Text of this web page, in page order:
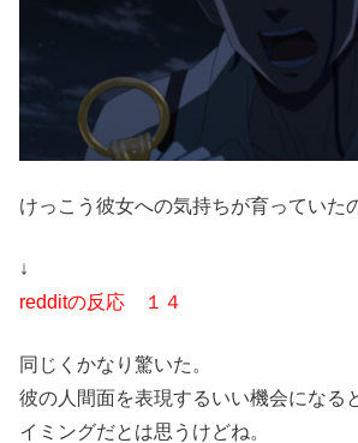
けっこう彼女への気持ちが育っていた
↓
redditの反応 １４
同じくかなり驚いた。
彼の人間面を表現するいい機会になる
イミングだとは思うけどね。